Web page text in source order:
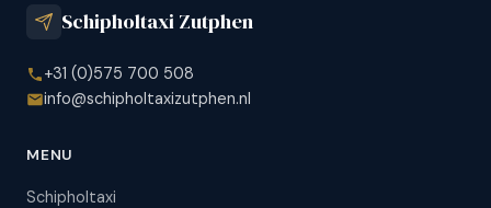
Schipholtaxi Zutphen
+31 (0)575 700 508
info@schipholtaxizutphen.nl
MENU
Schipholtaxi